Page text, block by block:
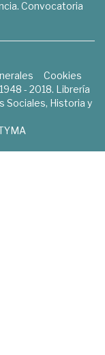
Convocatoria
Cookies
- 2018. Librería
Sociales, Historia y